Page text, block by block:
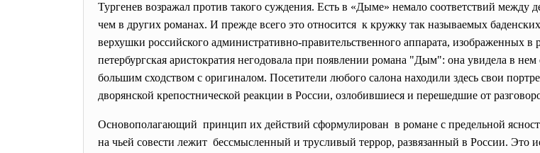
Тургенев возражал против такого суждения. Есть в «Дыме» немало соответствий
чем в других романах. И прежде всего это относится к кружку так называемых
верхушки российского административно-правительственного аппарата, изображенных
петербургская аристократия негодовала при появлении романа "Дым": она увидела в
большим сходством с оригиналом. Посетители любого салона находили здесь свои
дворянской крепостнической реакции в России, озлобившиеся и перешедшие от
Основополагающий принцип их действий сформулирован в романе с предельной
на чьей совести лежит бессмысленный и трусливый террор, развязанный в России. Это